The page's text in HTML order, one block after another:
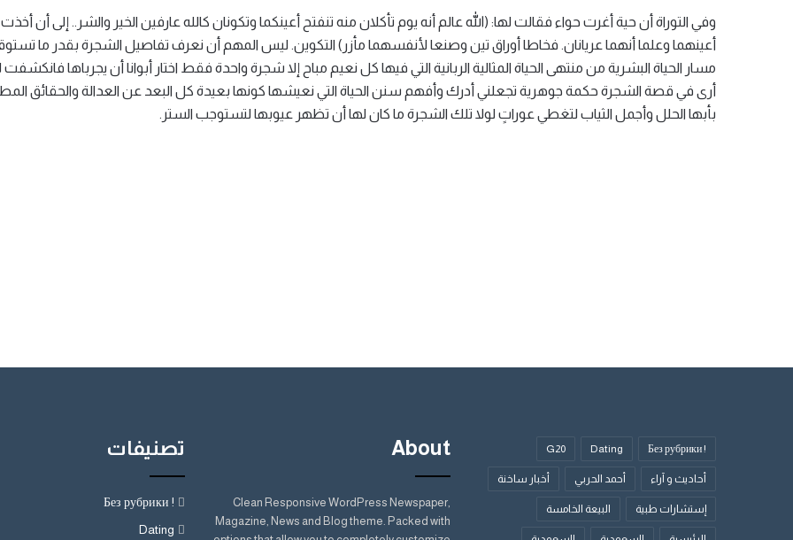
وفي التوراة أن حية أغرت حواء فقالت لها: (الله عالم أنه يوم تأكلان منه تنفتح أعينكما وتكونان كالله عارفين الخير والشر.. إلى
أعينهما وعلما أنهما عريانان. فخاطا أوراق تين وصنعا لأنفسهما مأزر) التكوين. ليس المهم أن نعرف تفاصيل الشجرة بقدر ما
مسار الحياة البشرية من منتهى الحياة المثالية الربانية التي فيها كل نعيم مباح إلا شجرة واحدة فقط اختار أبوانا أن يجرباها
أرى في قصة الشجرة حكمة جوهرية تجعلني أدرك وأفهم سنن الحياة التي نعيشها كونها بعيدة كل البعد عن العدالة والحقائق
بأبها الحلل وأجمل الثياب لتغطي عوراتٍ لولا تلك الشجرة ما كان لها أن تظهر عيوبها لتستوجب الستر.
! Без рубрики
Dating
G20
أحاديث و آراء أحمد الحربي أخبار ساخنة
إستشارات طبية البيعة الخامسة
About
Clean Responsive WordPress Newspaper,
Magazine, News and Blog theme. Packed with
تصنيفات
! Без рубрики
Dating